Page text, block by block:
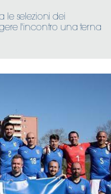
le selezioni dei
l'incontro una terna